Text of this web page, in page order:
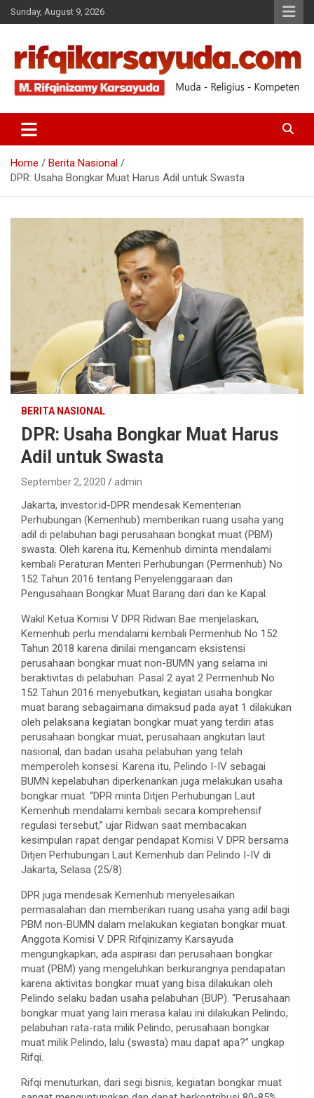
Sunday, August 9, 2026
RIFQI KARSAYUDA
Home
Berita Nasional
DPR: Usaha Bongkar Muat Harus Adil untuk Swasta
BERITA NASIONAL
DPR: Usaha Bongkar Muat Harus
Adil untuk Swasta
September 2, 2020 admin
Jakarta, investor.id-DPR mendesak Kementerian
Perhubungan (Kemenhub) memberikan ruang usaha yang
adil di pelabuhan bagi perusahaan bongkat muat (PBM)
swasta. Oleh karena itu, Kemenhub diminta mendalami
kembali Peraturan Menteri Perhubungan (Permenhub) No
152 Tahun 2016 tentang Penyelenggaraan dan
Pengusahaan Bongkar Muat Barang dari dan ke Kapal.
Wakil Ketua Komisi V DPR Ridwan Bae menjelaskan,
Kemenhub perlu mendalami kembali Permenhub No 152
Tahun 2018 karena dinilai mengancam eksistensi
perusahaan bongkar muat non-BUMN yang selama ini
beraktivitas di pelabuhan. Pasal 2 ayat 2 Permenhub No
152 Tahun 2016 menyebutkan, kegiatan usaha bongkar
muat barang sebagaimana dimaksud pada ayat 1 dilakukan
oleh pelaksana kegiatan bongkar muat yang terdiri atas
perusahaan bongkar muat, perusahaan angkutan laut
nasional, dan badan usaha pelabuhan yang telah
memperoleh konsesi. Karena itu, Pelindo I-IV sebagai
BUMN kepelabuhan diperkenankan juga melakukan usaha
bongkar muat. “DPR minta Ditjen Perhubungan Laut
Kemenhub mendalami kembali secara komprehensif
regulasi tersebut,” ujar Ridwan saat membacakan
kesimpulan rapat dengar pendapat Komisi V DPR bersama
Ditjen Perhubungan Laut Kemenhub dan Pelindo I-IV di
Jakarta, Selasa (25/8).
DPR juga mendesak Kemenhub menyelesaikan
permasalahan dan memberikan ruang usaha yang adil bagi
PBM non-BUMN dalam melakukan kegiatan bongkar muat.
Anggota Komisi V DPR Rifqinizamy Karsayuda
mengungkapkan, ada aspirasi dari perusahaan bongkar
muat (PBM) yang mengeluhkan berkurangnya pendapatan
karena aktivitas bongkar muat yang bisa dilakukan oleh
Pelindo selaku badan usaha pelabuhan (BUP). “Perusahaan
bongkar muat yang lain merasa kalau ini dilakukan Pelindo,
pelabuhan rata-rata milik Pelindo, perusahaan bongkar
muat milik Pelindo, lalu (swasta) mau dapat apa?” ungkap
Rifqi.
Rifqi menuturkan, dari segi bisnis, kegiatan bongkar muat